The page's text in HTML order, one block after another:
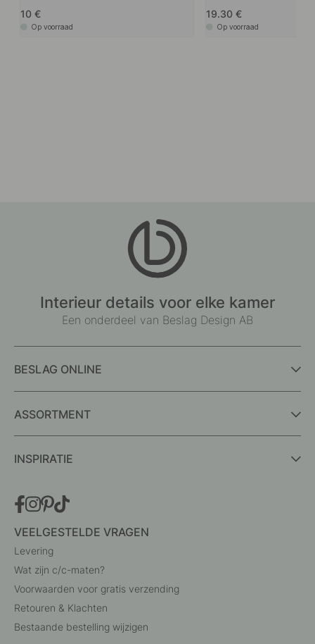
10
Op voorraad
19.30
Op voorraad
Interieur details voor elke kamer
Een onderdeel van Beslag Design AB
BESLAG ONLINE
ASSORTMENT
INSPIRATIE
VEELGESTELDE VRAGEN
Levering
Wat zijn c/c-maten?
Voorwaarden voor gratis verzending
Retouren & Klachten
Bestaande bestelling wijzigen